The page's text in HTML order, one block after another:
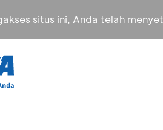
situs ini, Anda telah